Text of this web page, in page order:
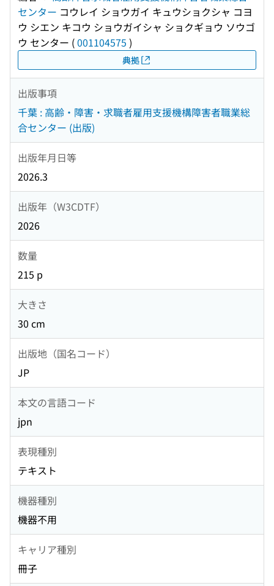
センター コウレイ ショウガイ キュウショクシャ コヨ
ウ シエン キコウ ショウガイシャ ショクギョウ ソウゴ
ウ センター (001104575 )
典拠
出版事項
千葉 : 高齢・障害・求職者雇用支援機構障害者職業総
合センター (出版)
出版年月日等
2026.3
出版年（W3CDTF）
2026
数量
215 p
大きさ
30 cm
出版地（国名コード）
JP
本文の言語コード
jpn
表現種別
テキスト
機器種別
機器不用
キャリア種別
冊子